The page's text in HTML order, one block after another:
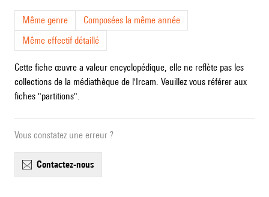
Même genre
Composées la même année
Même effectif détaillé
Cette fiche œuvre a valeur encyclopédique, elle ne reflète pas les
collections de la médiathèque de l'Ircam. Veuillez vous référer aux
fiches "partitions".
Vous constatez une erreur ?
contactez-nous